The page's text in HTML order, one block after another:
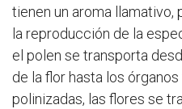
tienen un aroma
la reproducción de la
el polen se transporta
de la flor hasta los
polinizadas, las flores se